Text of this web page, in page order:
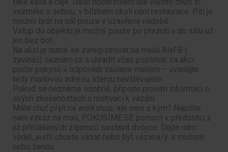
vezměte s sebou, v blízkém okolí není restaurace. Pití je
možno brát na sál pouze v uzavřené nádobě.
Vstup do objektu je možný pouze po přezutí a do sálu už
jen bez bot.
Na akci je nutné se zaregistrovat na mailu AlaFB (
zavináč) seznam.cz a uhradit včas poplatek za akci
podle pokynů v odpovědi zaslané mailem – uvádějte
tedy mailovou adresu, kterou navštěvujete.
Pokud se neznáme osobně, připojte prosím informaci o
svých zkušenostech a motivaci k vázání.
Máte chuť přijít na workshop, ale není s kým? Napište
nám vzkaz na mail, POKUSÍME SE pomoct v předstihu z
již přihlášených zájemců sestavit dvojice. Dejte nám
vědět, jestli chcete vázat nebo být vázaná/ý, s mužem
nebo ženou